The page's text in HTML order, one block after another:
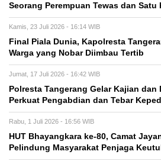
Seorang Perempuan Tewas dan
Kamis, 23 Juli 2026 - 16:14 WIB
Final Piala Dunia, Kapolresta
Warga yang Nobar Diimbau Tertib
Jumat, 17 Juli 2026 - 16:42 WIB
Polresta Tangerang Gelar Kajian dan
Perkuat Pengabdian dan Tebar
Rabu, 1 Juli 2026 - 16:56 WIB
HUT Bhayangkara ke-80, Camat
Pelindung Masyarakat Penjaga